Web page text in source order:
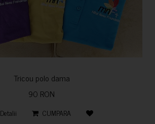
Tricou polo dama
90 RON
Detalii CUMPARA